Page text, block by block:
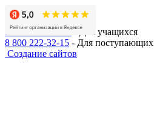
8 499 110-43-45-Для учащихся
8 800 222-32-15 - Для поступающих
Создание сайтов